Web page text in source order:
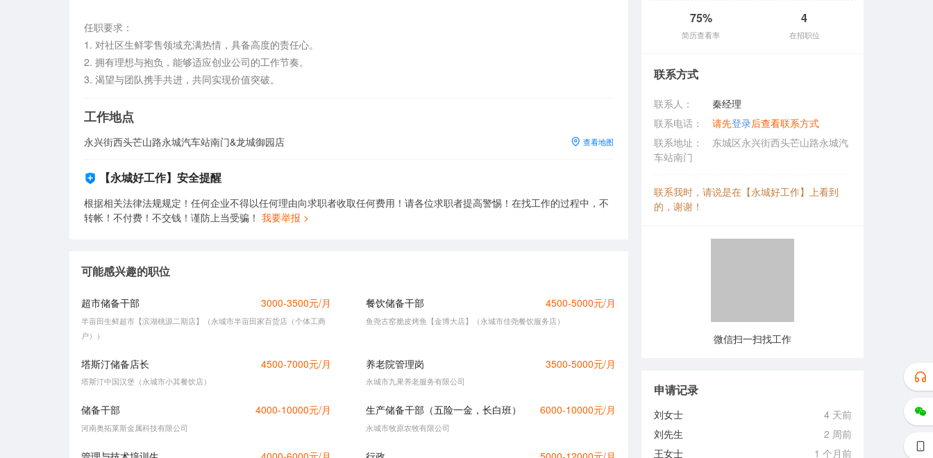
任职要求：
1. 对社区生鲜零售领域充满热情，具备高度的责任心。
2. 拥有理想与抱负，能够适应创业公司的工作节奏。
3. 渴望与团队携手共进，共同实现价值突破。
工作地点
永兴街西头芒山路永城汽车站南门&龙城御园店 查看地图
【永城好工作】安全提醒
根据相关法律法规规定！任何企业不得以任何理由向求职者收取任何费用！请各位求职者提高警惕！在找工作的过程中，不
转帐！不付费！不交钱！谨防上当受骗！ 我要举报 >
可能感兴趣的职位
超市储备干部 3000-3500元/月
半亩田生鲜超市【滨湖桃源二期店】（永城市半亩田家百货店（个体工商
户））
餐饮储备干部 4500-5000元/月
鱼尧古窑脆皮烤鱼【金博大店】（永城市佳尧餐饮服务店）
塔斯汀储备店长 4500-7000元/月
塔斯汀中国汉堡（永城市小其餐饮店）
养老院管理岗 3500-5000元/月
永城市九果养老服务有限公司
储备干部 4000-10000元/月
河南奥拓莱斯金属科技有限公司
生产储备干部（五险一金，长白班） 6000-10000元/月
永城市牧原农牧有限公司
75%
简历查看率
4
在招职位
联系方式
联系人：
秦经理
联系电话：
请先登录后查看联系方式
联系地址：
东城区永兴街西头芒山路永城汽
车站南门
联系我时，请说是在【永城好工作】上看到
的，谢谢！
微信扫一扫找工作
申请记录
刘女士
4 天前
刘先生
2 周前
王女士
1 个月前